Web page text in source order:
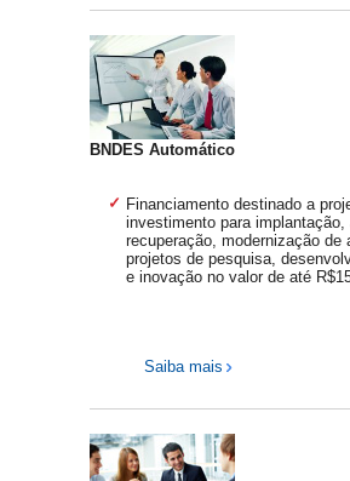
BNDES Automático
Financiamento destinado a
investimento para implantação,
recuperação, modernização de
projetos de pesquisa,
e inovação no valor de até
Saiba mais